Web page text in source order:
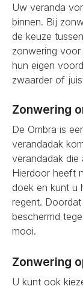
Uw veranda
binnen. Bij
de keuze
zonwering
hun eigen
zwaarder of
Zonwering
De Ombra is
verandadak
verandadak die
Hierdoor heeft
doek en kunt u
regent.
beschermd
mooi.
Zonwering
U kunt ook